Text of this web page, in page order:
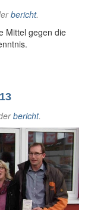
bericht.
Mittel gegen die
bericht.